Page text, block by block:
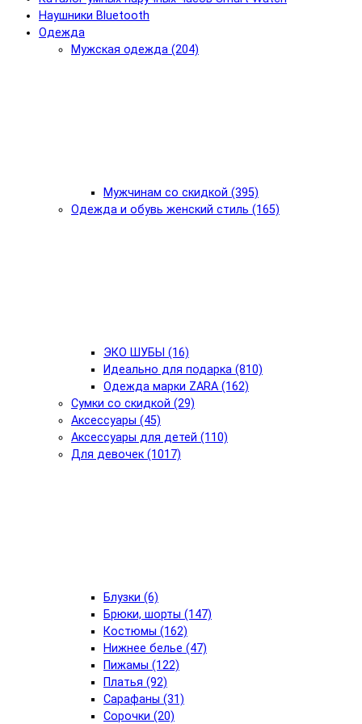
Наушники Bluetooth
Одежда
Мужская одежда (204)
Мужчинам со скидкой (395)
Одежда и обувь женский стиль (165)
ЭКО ШУБЫ (16)
Идеально для подарка (810)
Одежда марки ZARA (162)
Сумки со скидкой (29)
Аксессуары (45)
Аксессуары для детей (110)
Для девочек (1017)
Блузки (6)
Брюки, шорты (147)
Костюмы (162)
Нижнее белье (47)
Пижамы (122)
Платья (92)
Сарафаны (31)
Сорочки (20)